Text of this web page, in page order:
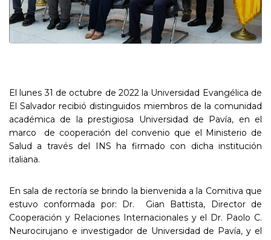
El lunes 31 de octubre de 2022 la Universidad Evangélica de
El Salvador recibió distinguidos miembros de la comunidad
académica de la prestigiosa Universidad de Pavía, en el
marco de cooperación del convenio que el Ministerio de
Salud a través del INS ha firmado con dicha institución
italiana.
En sala de rectoría se brindo la bienvenida a la Comitiva que
estuvo conformada por: Dr. Gian Battista, Director de
Cooperación y Relaciones Internacionales y el Dr. Paolo C.
Neurocirujano e investigador de Universidad de Pavía, y el